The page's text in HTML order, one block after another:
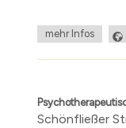
mehr Infos
Schönfließer